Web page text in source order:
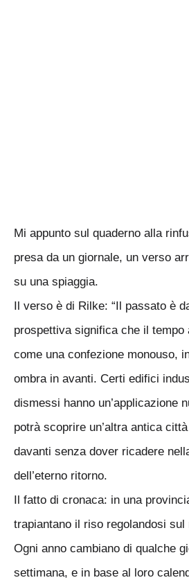
Mi appunto sul quaderno alla
presa da un giornale, un verso
su una spiaggia.
Il verso è di Rilke: “Il passato è
prospettiva significa che il tempo
come una confezione monouso,
ombra in avanti. Certi edifici
dismessi hanno un’applicazione
potrà scoprire un’altra antica
davanti senza dover ricadere
dell’eterno ritorno.
Il fatto di cronaca: in una
trapiantano il riso regolandosi sul
Ogni anno cambiano di qualche
settimana, e in base al loro